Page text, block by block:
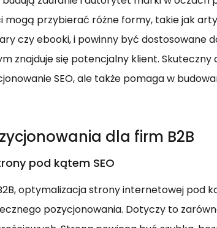
mogą przybierać różne formy, takie jak
czy ebooki, i powinny być dostosowane
znajduje się potencjalny klient.
SEO, ale także pomaga w
dla firm B2B
pod kątem SEO
optymalizacja strony internetowej pod
pozycjonowania. Dotyczy to